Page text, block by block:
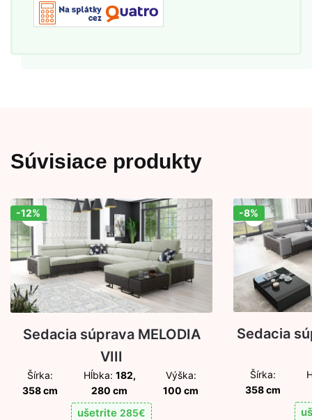
Súvisiace produkty
Zľava!
-12%
Sedacia súprava MELODIA
VIII
Šírka:
358 cm
Hĺbka: 182,
280 cm
Výška:
100 cm
ušetrite 285€
Zľava!
-8%
Sedacia
Šírka:
358 cm